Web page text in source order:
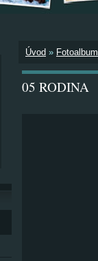
Úvod » Fotoalbum
05 RODINA